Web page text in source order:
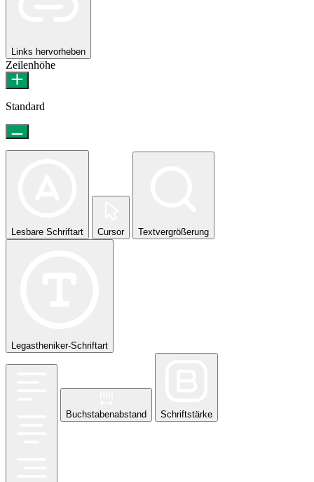
Links hervorheben
Zeilenhöhe
Standard
Lesbare Schriftart Cursor Textvergrößerung
Legastheniker-Schriftart
Buchstabenabstand Schriftstärke